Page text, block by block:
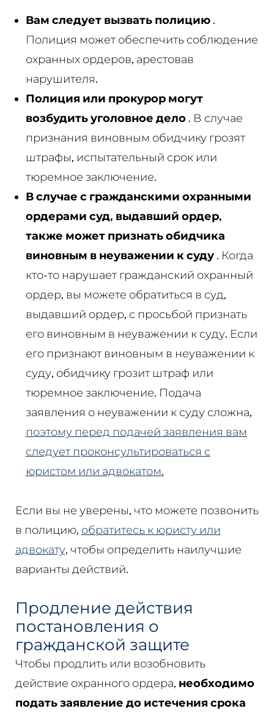
Вам следует вызвать полицию.
Полиция может обеспечить соблюдение
охранных ордеров, арестовав
нарушителя.
Полиция или прокурор могут
возбудить уголовное дело. В случае
признания виновным обидчику грозят
штрафы, испытательный срок или
тюремное заключение.
В случае с гражданскими охранными
ордерами суд, выдавший ордер,
также может признать обидчика
виновным в неуважении к суду. Когда
кто-то нарушает гражданский охранный
ордер, вы можете обратиться в суд,
выдавший ордер, с просьбой признать
его виновным в неуважении к суду. Если
его признают виновным в неуважении к
суду, обидчику грозит штраф или
тюремное заключение. Подача
заявления о неуважении к суду сложна,
поэтому перед подачей заявления вам
следует проконсультироваться с
юристом или адвокатом.
Если вы не уверены, что можете позвонить
в полицию, обратитесь к юристу или
адвокату, чтобы определить наилучшие
варианты действий.
Продление действия
постановления о
гражданской защите
Чтобы продлить или возобновить
действие охранного ордера, необходимо
подать заявление до истечения срока